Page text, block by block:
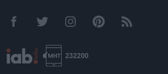
FacebookTwitter InstagramPinterestRSS feeds